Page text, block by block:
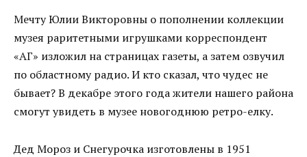
Мечту Юлии Викторовны о пополнении коллекции
музея раритетными игрушками корреспондент
«АГ» изложил на страницах газеты, а затем озвучил
по областному радио. И кто сказал, что чудес не
бывает? В декабре этого года жители нашего района
смогут увидеть в музее новогоднюю ретро-елку.
Дед Мороз и Снегурочка изготовлены в 1951